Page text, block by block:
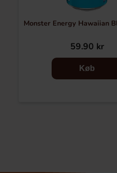
Monster Energy Hawaiian
59.90 kr
Køb